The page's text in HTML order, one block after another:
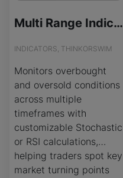
Multi Range Indicator for ThinkOrSwim
INDICATORS, THINKORSWIM
Monitors overbought
and oversold conditions
across multiple
timeframes with
customizable Stochastic
or RSI calculations,
helping traders spot key
market turning points